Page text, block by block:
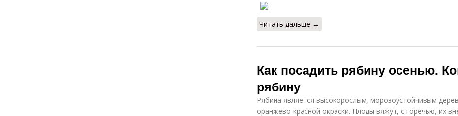
Читать дальше →
Как посадить рябину осенью.
рябину
Рябина является высокорослым, морозоустойчивым
оранжево-красной окраски. Плоды вяжут, с горечью, их